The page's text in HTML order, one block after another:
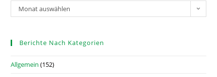
Monat auswählen
Berichte Nach Kategorien
Allgemein (152)